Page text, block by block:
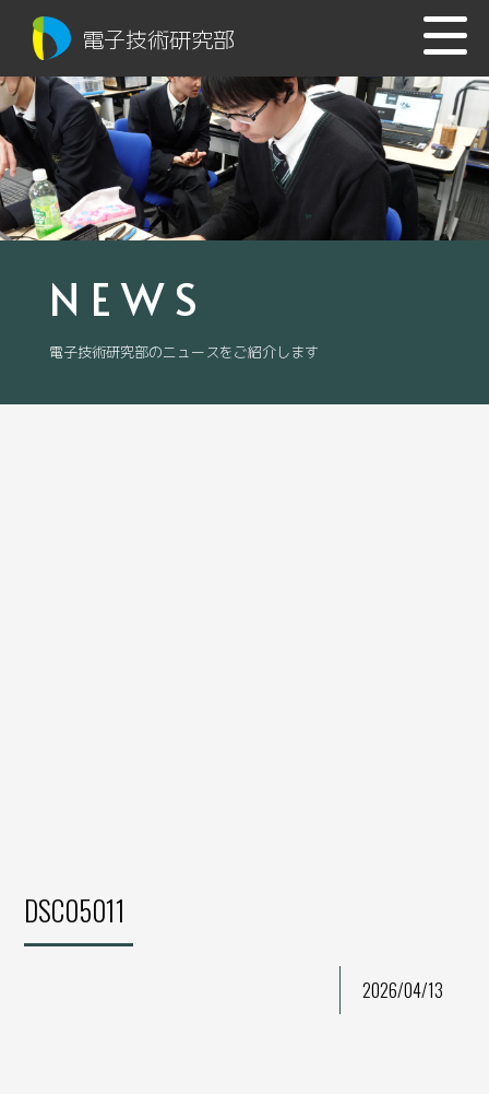
電子技術研究部
NEWS
電子技術研究部のニュースをご紹介します
DSC05011
2026/04/13